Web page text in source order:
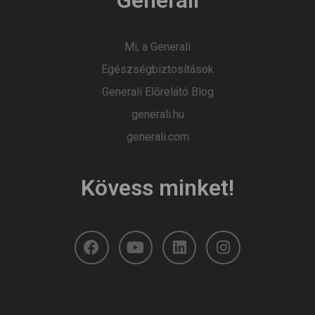
Mi, a Generali
Egészségbiztosítások
Generali Előrelátó Blog
generali.hu
generali.com
Kövess minket!